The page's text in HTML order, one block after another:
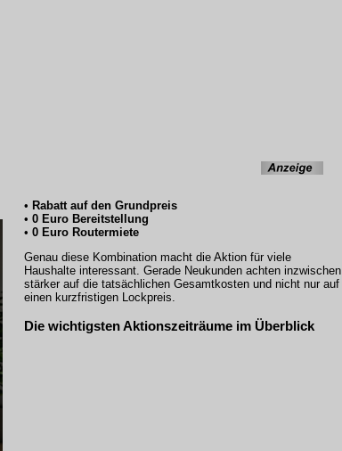
• Rabatt auf den Grundpreis
• 0 Euro Bereitstellung
• 0 Euro Routermiete
Genau diese Kombination macht die Aktion für viele
Haushalte interessant. Gerade Neukunden achten inzwischen
stärker auf die tatsächlichen Gesamtkosten und nicht nur auf
einen kurzfristigen Lockpreis.
Die wichtigsten Aktionszeiträume im Überblick